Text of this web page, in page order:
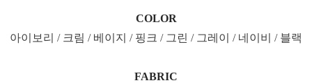
COLOR
아이보리 / 크림 / 베이지 / 핑크 / 그린 / 그레이 / 네이비 / 블랙
FABRIC